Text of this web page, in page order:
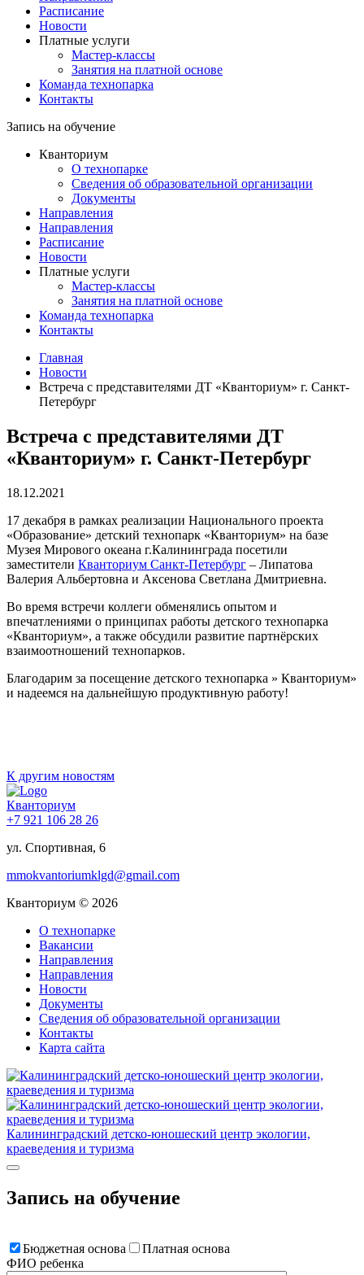
Расписание
Новости
Платные услуги
Мастер-классы
Занятия на платной основе
Команда технопарка
Контакты
Запись на обучение
Кванториум
О технопарке
Сведения об образовательной организации
Документы
Направления
Направления
Расписание
Новости
Платные услуги
Мастер-классы
Занятия на платной основе
Команда технопарка
Контакты
Главная
Новости
Встреча с представителями ДТ «Кванториум» г. Санкт-
Петербург
Встреча с представителями ДТ
«Кванториум» г. Санкт-Петербург
18.12.2021
17 декабря в рамках реализации Национального проекта
«Образование» детский технопарк «Кванториум» на базе
Музея Мирового океана г.Калининграда посетили
заместители Кванториум Санкт-Петербург – Липатова
Валерия Альбертовна и Аксенова Светлана Дмитриевна.
Во время встречи коллеги обменялись опытом и
впечатлениями о принципах работы детского технопарка
«Кванториум», а также обсудили развитие партнёрских
взаимоотношений технопарков.
Благодарим за посещение детского технопарка » Кванториум»
и надеемся на дальнейшую продуктивную работу!
К другим новостям
Кванториум
+7 921 106 28 26
ул. Спортивная, 6
mmokvantoriumklgd@gmail.com
Кванториум © 2026
О технопарке
Вакансии
Направления
Направления
Новости
Документы
Сведения об образовательной организации
Контакты
Карта сайта
Калининградский детско-юношеский центр экологии,
краеведения и туризма
Запись на обучение
Бюджетная основа
Платная основа
ФИО ребенка